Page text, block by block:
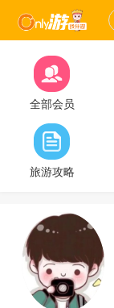
全部会员
旅游攻略